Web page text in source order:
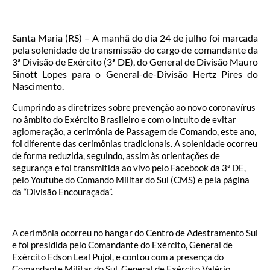
Santa Maria (RS) – A manhã do dia 24 de julho foi marcada
pela solenidade de transmissão do cargo de comandante da
3ª Divisão de Exército (3ª DE), do General de Divisão Mauro
Sinott Lopes para o General-de-Divisão Hertz Pires do
Nascimento.
Cumprindo as diretrizes sobre prevenção ao novo coronavírus
no âmbito do Exército Brasileiro e com o intuito de evitar
aglomeração, a cerimônia de Passagem de Comando, este ano,
foi diferente das cerimônias tradicionais. A solenidade ocorreu
de forma reduzida, seguindo, assim às orientações de
segurança e foi transmitida ao vivo pelo Facebook da 3ª DE,
pelo Youtube do Comando Militar do Sul (CMS) e pela página
da “Divisão Encouraçada”.
A cerimônia ocorreu no hangar do Centro de Adestramento Sul
e foi presidida pelo Comandante do Exército, General de
Exército Edson Leal Pujol, e contou com a presença do